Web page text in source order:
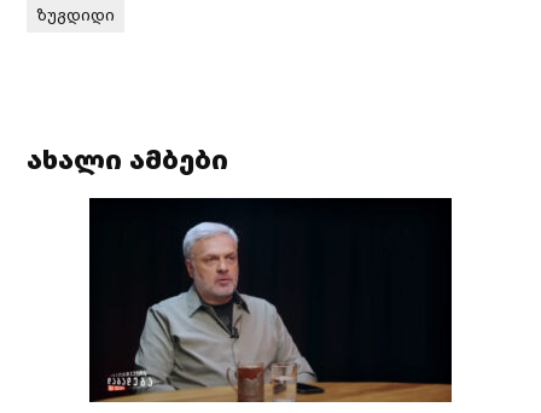
ზუგდიდი
ახალი ამბები